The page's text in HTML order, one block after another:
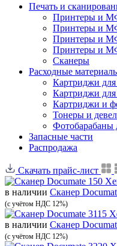
Печать и
Принтеры и
Принтеры и
Принтеры и
Принтеры и
Сканеры
Расходные
Картриджи
Картриджи
Картриджи и
Тонеры и
Фотобарабаны
Запасные части
Распродажа
Скачать прайс-лист
в наличии Сканер
(с учётом НДС 12%)
в наличии Сканер
(с учётом НДС 12%)